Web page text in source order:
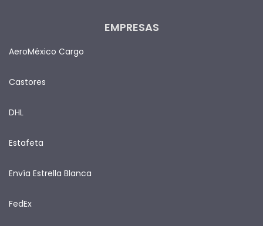
EMPRESAS
AeroMéxico Cargo
Castores
DHL
Estafeta
Envía Estrella Blanca
FedEx